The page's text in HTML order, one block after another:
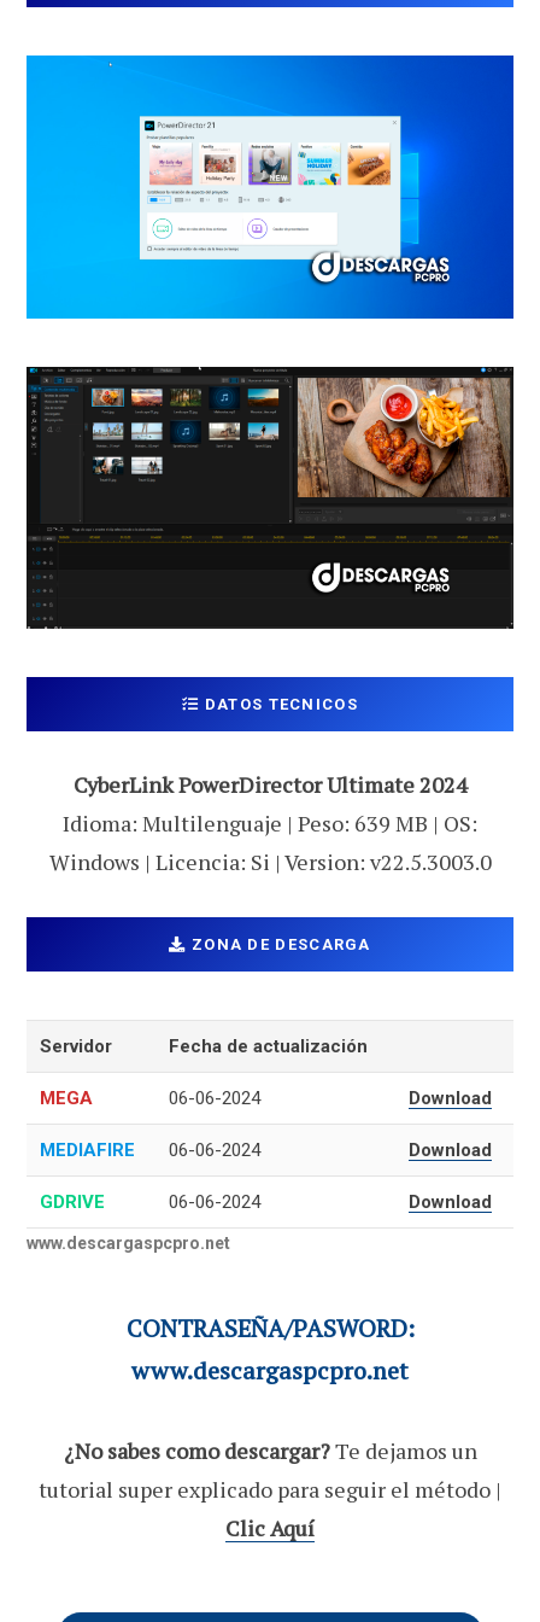
DATOS TECNICOS
CyberLink PowerDirector Ultimate 2024
Idioma: Multilenguaje | Peso: 639 MB | OS:
Windows | Licencia: Si | Version: v22.5.3003.0
ZONA DE DESCARGA
Servidor Fecha de actualización
MEGA 06-06-2024 Download
MEDIAFIRE 06-06-2024 Download
GDRIVE 06-06-2024 Download
www.descargaspcpro.net
CONTRASEÑA/PASWORD:
www.descargaspcpro.net
¿No sabes como descargar?Te dejamos un
tutorial super explicado para seguir el método |
Clic Aquí